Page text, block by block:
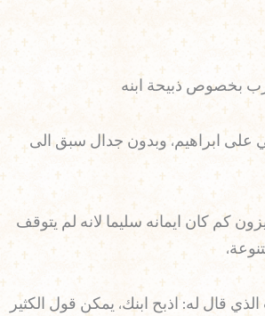
بخصوص ذبيحة ابنه
على ابراهيم، وبدون جدال سبق الى
كم كان ايمانه سليما لانه لم يتوقف
قال له: اذبح ابنك، يمكن قول الكثير